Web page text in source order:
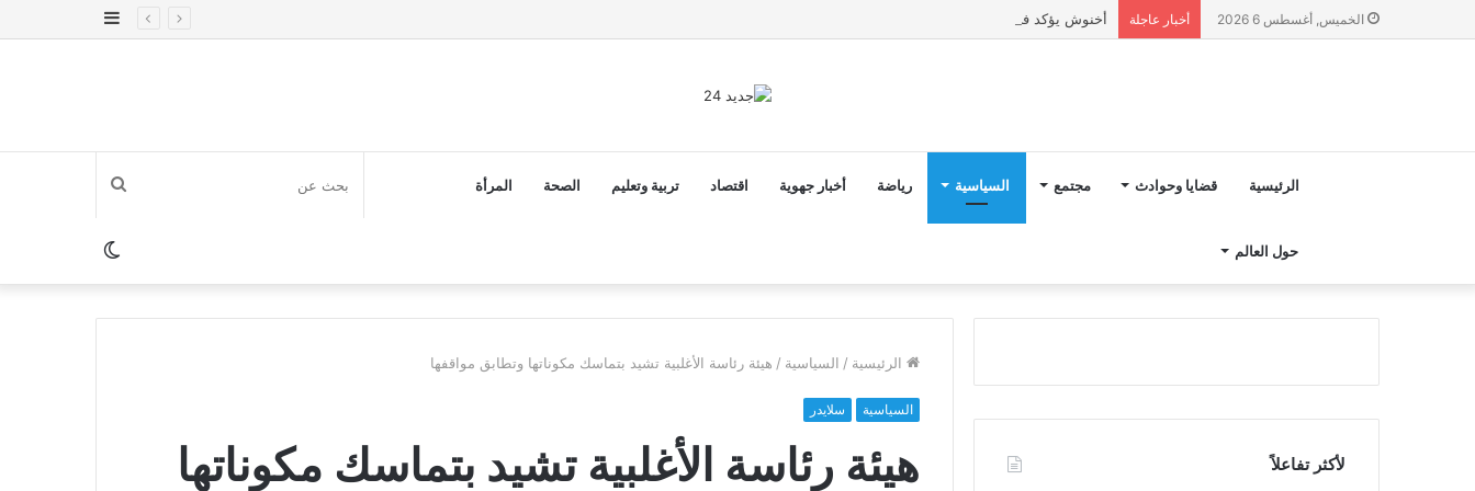
الخميس, أغسطس 6 2026 أخبار عاجلة أخنوش يؤكد في المذكرة التوجيهية حول ميزانية 2027 أن ثوابت العدالة الاجتماعية والمجالية خيار استراتيجي للبلاد
إضافة
الرئيسية قضايا وحوادث مجتمع السياسية رياضة أخبار جهوية اقتصاد تربية وتعليم الصحة المرأة
حول العالم
بحث
عنالوضع
المظلم
الرئيسية / السياسية / هيئة رئاسة الأغلبية تشيد بتماسك مكوناتها وتطابق مواقفها
السياسية سلايدر
هيئة رئاسة الأغلبية تشيد بتماسك مكوناتها
لأكثر تفاعلاً